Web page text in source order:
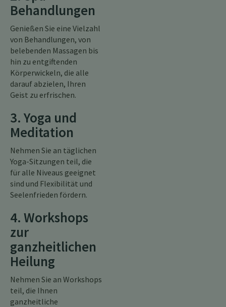
Behandlungen
Genießen Sie eine Vielzahl
von Behandlungen, von
belebenden Massagen bis
hin zu entgiftenden
Körperwickeln, die alle
darauf abzielen, Ihren
Geist zu erfrischen.
3. Yoga und
Meditation
Nehmen Sie an täglichen
Yoga-Sitzungen teil, die
für alle Niveaus geeignet
sind und Flexibilität und
Seelenfrieden fördern.
4. Workshops
zur
ganzheitlichen
Heilung
Nehmen Sie an Workshops
teil, die Ihnen
ganzheitliche